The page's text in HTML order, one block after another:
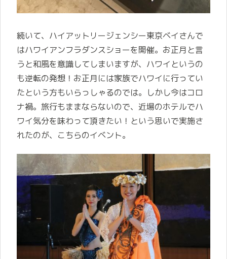
続いて、ハイアットリージェンシー東京ベイさんで
はハワイアンフラダンスショーを開催。お正月と言
うと和風を意識してしまいますが、ハワイというの
も逆転の発想！お正月には家族でハワイに行ってい
たという方もいらっしゃるのでは。しかし今はコロ
ナ禍。旅行もままならないので、近場のホテルでハ
ワイ気分を味わって頂きたい！という思いで実施さ
れたのが、こちらのイベント。